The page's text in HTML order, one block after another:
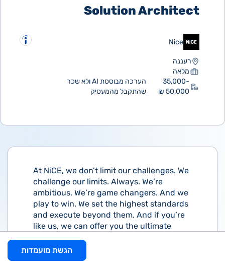
Solution Architect
Nice
רעננה
מלאה
35,000-
50,000 ₪
הערכה מבוססת AI ולא שכר
שהתקבל מהמעסיק
At NiCE, we don’t limit our challenges. We
challenge our limits. Always. We’re
ambitious. We’re game changers. And we
play to win. We set the highest standards
and execute beyond them. And if you’re
like us, we can offer you the ultimate
within you.
הגשת מועמדות